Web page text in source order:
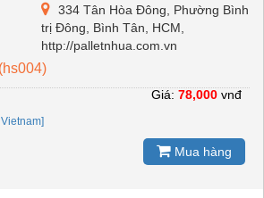
334 Tân Hòa Đông, Phường Bình
trị Đông, Bình Tân, HCM,
http://palletnhua.com.vn
Vietnam]
Giá: 78,000 vnđ
Mua hàng